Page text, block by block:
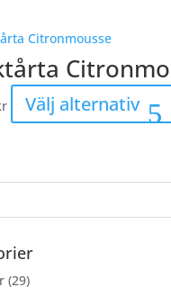
Välj alternativ
(29)